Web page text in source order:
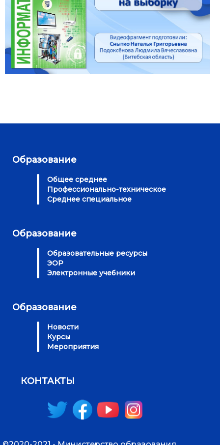
Образование
Общее среднее
Профессионально-техническое
Среднее специальное
Образование
Образовательные ресурсы
ЭОР
Электронные учебники
Образование
Новости
Курсы
Мероприятия
КОНТАКТЫ